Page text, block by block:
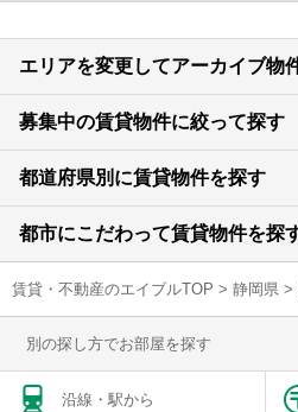
エリアを変更してアーカイブ物
募集中の賃貸物件に絞って探す
都道府県別に賃貸物件を探す
都市にこだわって賃貸物件を探
賃貸・不動産のエイブルTOP > 静岡県 >
別の探し方でお部屋を探す
沿線・駅から